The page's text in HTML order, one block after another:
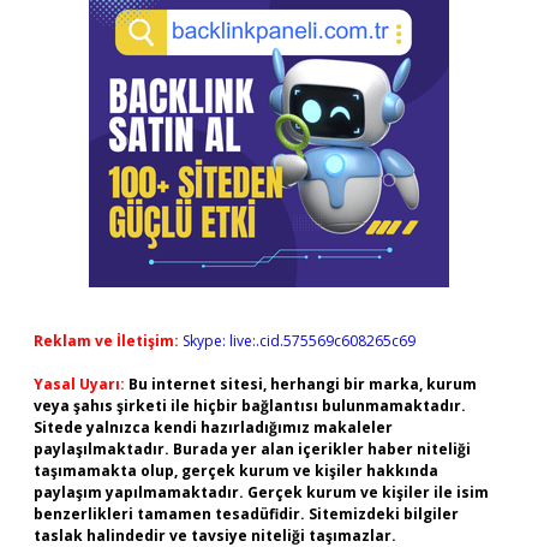
Reklam ve İletişim: Skype: live:.cid.575569c608265c69
Yasal Uyarı: Bu internet sitesi, herhangi bir marka, kurum
veya şahıs şirketi ile hiçbir bağlantısı bulunmamaktadır.
Sitede yalnızca kendi hazırladığımız makaleler
paylaşılmaktadır. Burada yer alan içerikler haber niteliği
taşımamakta olup, gerçek kurum ve kişiler hakkında
paylaşım yapılmamaktadır. Gerçek kurum ve kişiler ile isim
benzerlikleri tamamen tesadüfidir. Sitemizdeki bilgiler
taslak halindedir ve tavsiye niteliği taşımazlar.